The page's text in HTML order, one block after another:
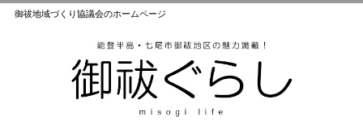
御祓地域づくり協議会のホームページ